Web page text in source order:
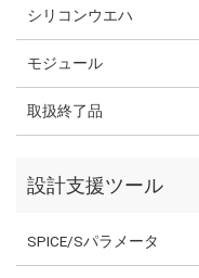
シリコンウエハ
モジュール
取扱終了品
設計支援ツール
SPICE/Sパラメータ